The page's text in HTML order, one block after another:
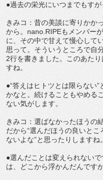
●過去の栄光にいつまでもすが
きみコ：昔の美談に寄りかか
から。nano.RIPEもメンバー
に、その中で甘えて慢心して
思って。そういうところで自
2行を書きました。このあた
すね。
●“答えはヒトツとは限らない
かなと。続けることもやめる
ない気がします。
きみコ：選ばなかったほうの
だから“選んだほうの良いと
ないよな”と思ったりしますね。
●選んだことは変えられない
は、どこから浮かんだんです